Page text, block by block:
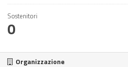
Sostenitori
0
Organizzazione